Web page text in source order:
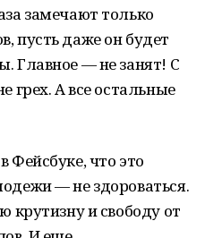
замечают только
пусть даже он будет
Главное — не занят! С
грех. А все остальные
Фейсбуке, что это
— не здороваться.
крутизну и свободу от